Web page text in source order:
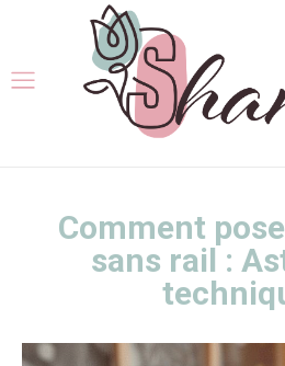
Comment
sans rail :